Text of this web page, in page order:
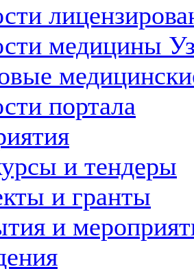
медицины
портала
и тендеры
и гранты
и